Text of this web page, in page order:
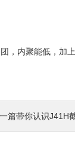
内聚能低，加上
一篇带你认识J41H